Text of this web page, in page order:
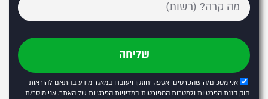
אני מסכים/ה שהפרטים יאספו, יחוזקו ויעובדו במאגר מידע בהתאם להוראות
חוק הגנת הפרטיות ולמטרות המפורטות במדיניות הפרטיות של האתר. אני מוסר/ת
שליחה